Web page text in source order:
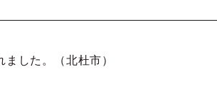
した。（北杜市）